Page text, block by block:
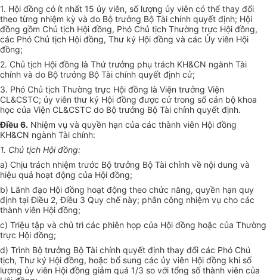
1. Hội đồng có ít nhất 15 ủy viên, số lượng ủy viên có thể thay đổi
theo từng nhiệm kỳ và do Bộ trưởng Bộ Tài chính quyết định; Hội
đồng gồm Chủ tịch Hội đồng, Phó Chủ tịch Thường trực Hội đồng,
các Phó Chủ tịch Hội đồng, Thư ký Hội đồng và các Ủy viên Hội
đồng;
2. Chủ tịch Hội đồng là Thứ trưởng phụ trách KH&CN ngành Tài
chính và do Bộ trưởng Bộ Tài chính quyết định cử;
3. Phó Chủ tịch Thường trực Hội đồng là Viện trưởng Viện
CL&CSTC; ủy viên thư ký Hội đồng được cử trong số cán bộ khoa
học của Viện CL&CSTC do Bộ trưởng Bộ Tài chính quyết định.
Điều 6. Nhiệm vụ và quyền hạn của các thành viên Hội đồng
KH&CN ngành Tài chính:
1. Chủ tịch Hội đồng:
a) Chịu trách nhiệm trước Bộ trưởng Bộ Tài chính về nội dung và
hiệu quả hoạt động của Hội đồng;
b) Lãnh đạo Hội đồng hoạt động theo chức năng, quyền hạn quy
định tại Điều 2, Điều 3 Quy chế này; phân công nhiệm vụ cho các
thành viên Hội đồng;
c) Triệu tập và chủ trì các phiên họp của Hội đồng hoặc của Thường
trực Hội đồng;
d) Trình Bộ trưởng Bộ Tài chính quyết định thay đổi các Phó Chú
tịch, Thư ký Hội đồng, hoặc bổ sung các ủy viên Hội đồng khi số
lượng ủy viên Hội đồng giảm quá 1/3 so với tổng số thành viên của